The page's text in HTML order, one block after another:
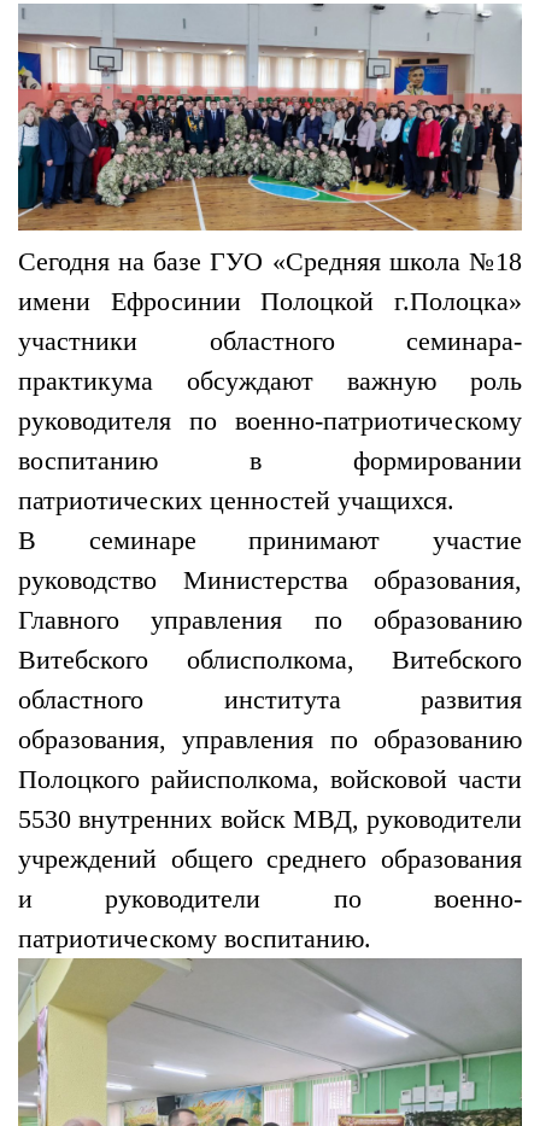
Сегодня на базе ГУО «Средняя школа №18
имени Ефросинии Полоцкой г.Полоцка»
участники областного семинара-
практикума обсуждают важную роль
руководителя по военно-патриотическому
воспитанию в формировании
патриотических ценностей учащихся.
В семинаре принимают участие
руководство Министерства образования,
Главного управления по образованию
Витебского облисполкома, Витебского
областного института развития
образования, управления по образованию
Полоцкого райисполкома, войсковой части
5530 внутренних войск МВД, руководители
учреждений общего среднего образования
и руководители по военно-
патриотическому воспитанию.